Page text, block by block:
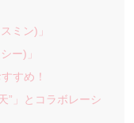
ミン)」
ー)」
すめ！
”」とコラボレーシ